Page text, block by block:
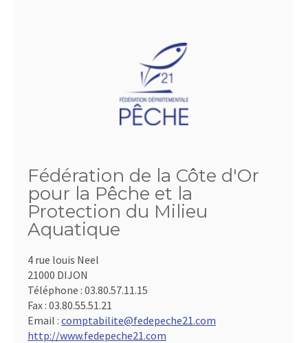
Fédération de la Côte d'Or
pour la Pêche et la
Protection du Milieu
Aquatique
4 rue louis Neel
21000 DIJON
Téléphone : 03.80.57.11.15
Fax : 03.80.55.51.21
Email : comptabilite@fedepeche21.com
http://www.fedepeche21.com